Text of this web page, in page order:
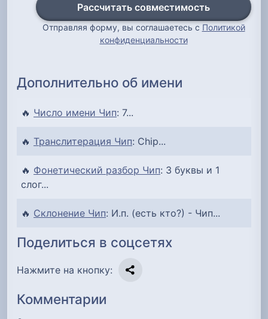
Рассчитать совместимость
Отправляя форму, вы соглашаетесь с Политикой
конфиденциальности
Дополнительно об имени
🔥 Число имени Чип: 7...
🔥 Транслитерация Чип: Chip...
🔥 Фонетический разбор Чип: 3 буквы и 1
слог...
🔥 Склонение Чип: И.п. (есть кто?) - Чип...
Поделиться в соцсетях
Нажмите на кнопку:
Комментарии